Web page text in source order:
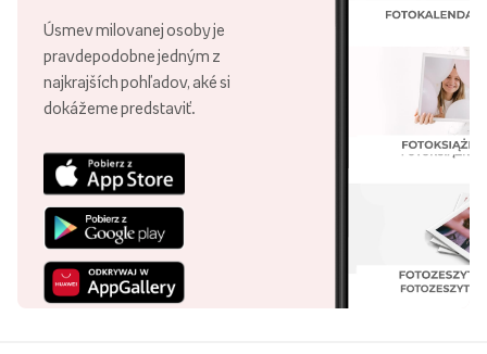
Úsmev milovanej osoby je
pravdepodobne jedným z
najkrajších pohľadov, aké si
dokážeme predstaviť.